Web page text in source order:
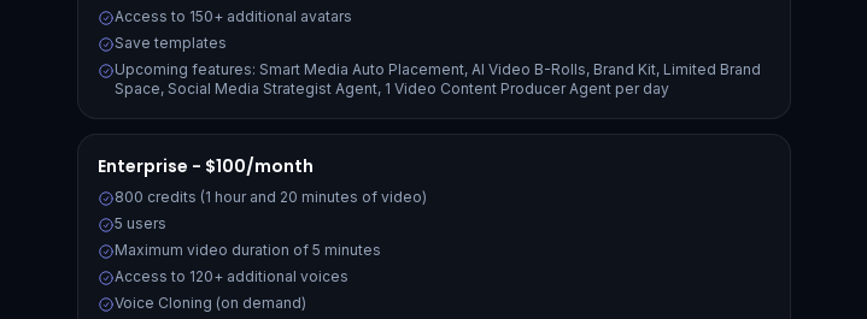
Access to 150+ additional avatars
Save templates
Upcoming features: Smart Media Auto Placement, AI Video B-Rolls, Brand Kit, Limited Brand
Space, Social Media Strategist Agent, 1 Video Content Producer Agent per day
Enterprise - $100/month
800 credits (1 hour and 20 minutes of video)
5 users
Maximum video duration of 5 minutes
Access to 120+ additional voices
Voice Cloning (on demand)